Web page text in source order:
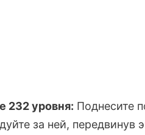
232 уровня: Поднесите
за ней, передвинув